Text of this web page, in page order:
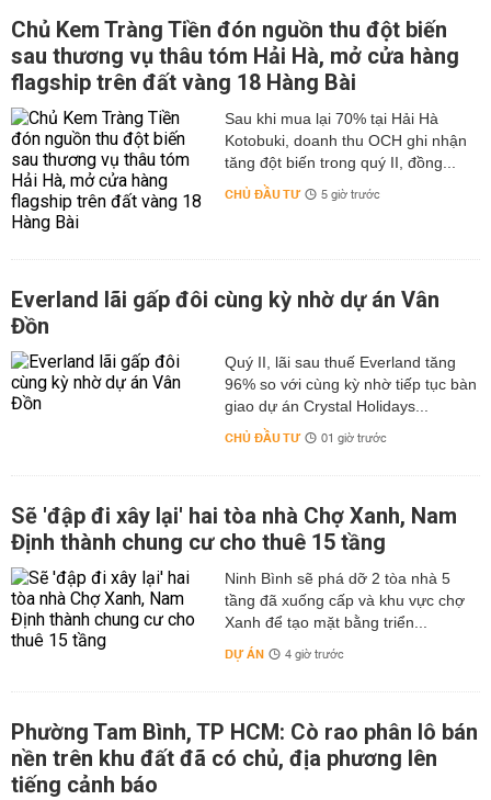
Chủ Kem Tràng Tiền đón nguồn thu đột biến
sau thương vụ thâu tóm Hải Hà, mở cửa hàng
flagship trên đất vàng 18 Hàng Bài
Sau khi mua lại 70% tại Hải Hà
Kotobuki, doanh thu OCH ghi nhận
tăng đột biến trong quý II, đồng...
CHỦ ĐẦU TƯ 5 giờ trước
Everland lãi gấp đôi cùng kỳ nhờ dự án Vân
Đồn
Quý II, lãi sau thuế Everland tăng
96% so với cùng kỳ nhờ tiếp tục bàn
giao dự án Crystal Holidays...
CHỦ ĐẦU TƯ 01 giờ trước
Sẽ 'đập đi xây lại' hai tòa nhà Chợ Xanh, Nam
Định thành chung cư cho thuê 15 tầng
Ninh Bình sẽ phá dỡ 2 tòa nhà 5
tầng đã xuống cấp và khu vực chợ
Xanh để tạo mặt bằng triển...
DỰ ÁN 4 giờ trước
Phường Tam Bình, TP HCM: Cò rao phân lô bán
nền trên khu đất đã có chủ, địa phương lên
tiếng cảnh báo